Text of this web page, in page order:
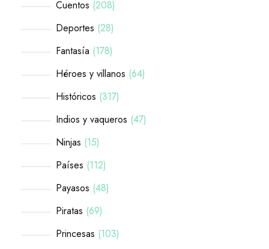
Cuentos 208
Deportes 28
Fantasía 178
Héroes y villanos 64
Históricos 317
Indios y vaqueros 47
Ninjas 15
Países 112
Payasos 48
Piratas 69
Princesas 103